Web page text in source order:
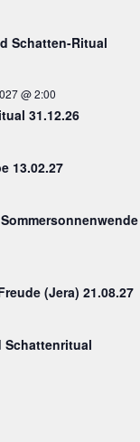
Schatten-Ritual
@ 2:00
31.12.26
13.02.27
(Jera) 21.08.27
Schattenritual